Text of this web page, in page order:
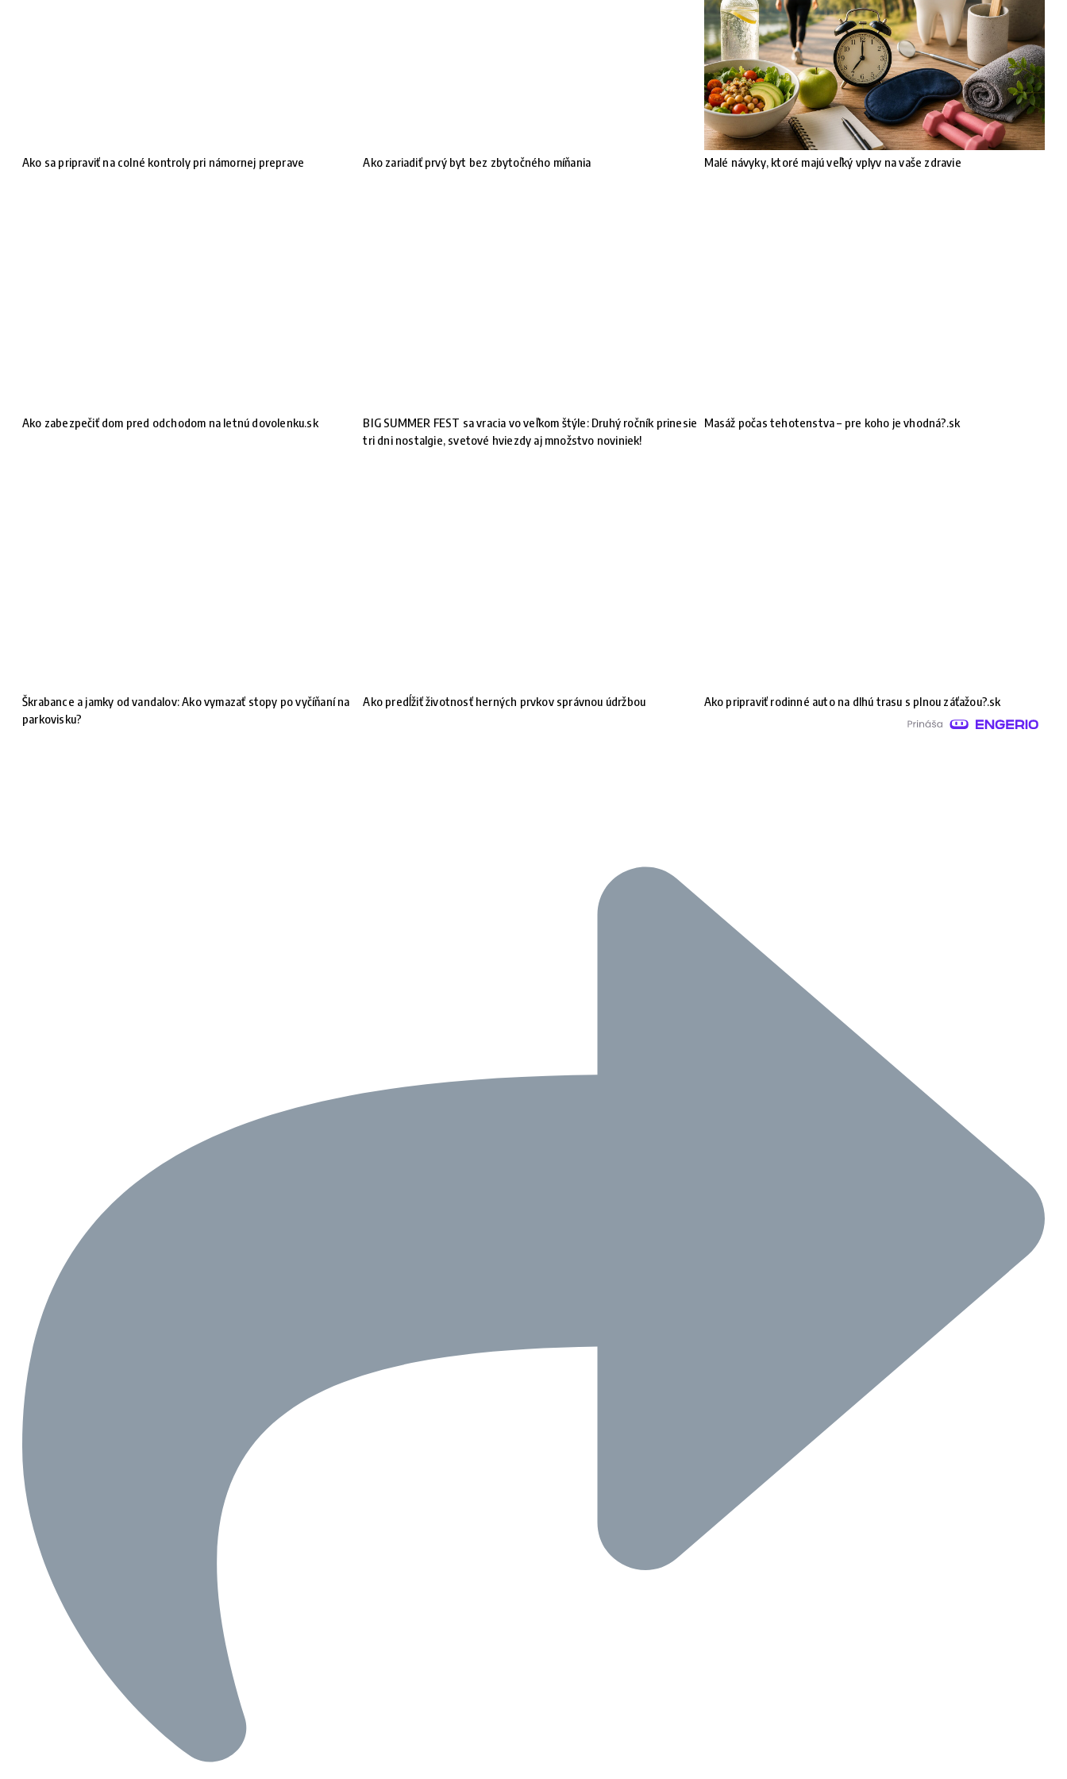
Ako sa pripraviť na colné kontroly pri námornej preprave Ako zariadiť prvý byt bez zbytočného míňania Malé návyky, ktoré majú veľký vplyv na vaše zdravie
Ako zabezpečiť dom pred odchodom na letnú dovolenku.sk
BIG SUMMER FEST sa vracia vo veľkom štýle: Druhý ročník prinesie
tri dni nostalgie, svetové hviezdy aj množstvo noviniek!
Masáž počas tehotenstva – pre koho je vhodná?.sk
Škrabance a jamky od vandalov: Ako vymazať stopy po vyčíňaní na
parkovisku?
Ako predĺžiť životnosť herných prvkov správnou údržbou Ako pripraviť rodinné auto na dlhú trasu s plnou záťažou?.sk